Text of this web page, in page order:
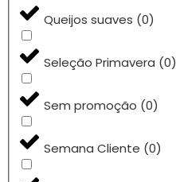
Queijos suaves (0)
Seleção Primavera (0)
Sem promoção (0)
Semana Cliente (0)